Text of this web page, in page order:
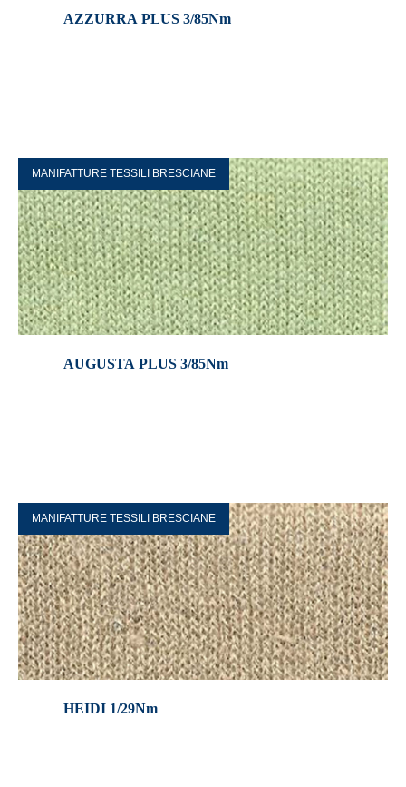
AZZURRA PLUS 3/85Nm
MANIFATTURE TESSILI BRESCIANE
AUGUSTA PLUS 3/85Nm
MANIFATTURE TESSILI BRESCIANE
HEIDI 1/29Nm